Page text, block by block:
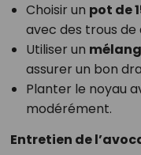
Choisir un pot de
avec des trous de
Utiliser un
assurer un bon
Planter le noyau
modérément.
Entretien de